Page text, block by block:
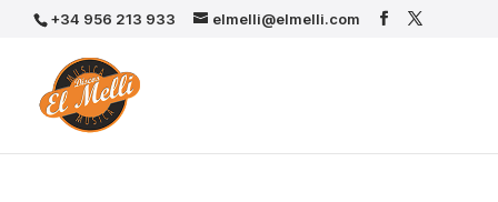
+34 956 213 933 elmelli@elmelli.com